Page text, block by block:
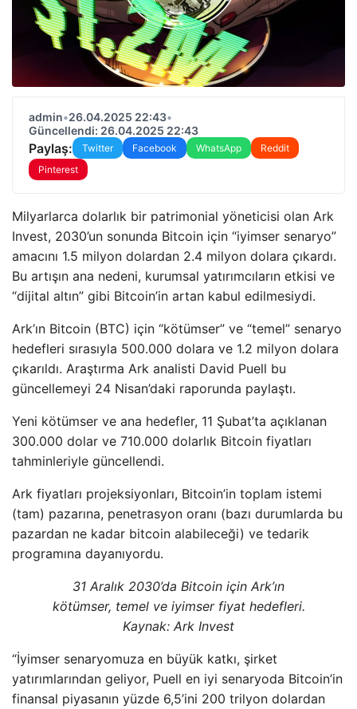
admin•26.04.2025 22:43•
Güncellendi: 26.04.2025 22:43
Paylaş: Twitter Facebook WhatsApp
Reddit
Pinterest
Milyarlarca dolarlık bir patrimonial yöneticisi olan Ark
Invest, 2030’un sonunda Bitcoin için “iyimser senaryo”
amacını 1.5 milyon dolardan 2.4 milyon dolara çıkardı.
Bu artışın ana nedeni, kurumsal yatırımcıların etkisi ve
“dijital altın” gibi Bitcoin’in artan kabul edilmesiydi.
Ark’ın Bitcoin (BTC) için “kötümser” ve “temel” senaryo
hedefleri sırasıyla 500.000 dolara ve 1.2 milyon dolara
çıkarıldı. Araştırma Ark analisti David Puell bu
güncellemeyi 24 Nisan’daki raporunda paylaştı.
Yeni kötümser ve ana hedefler, 11 Şubat’ta açıklanan
300.000 dolar ve 710.000 dolarlık Bitcoin fiyatları
tahminleriyle güncellendi.
Ark fiyatları projeksiyonları, Bitcoin’in toplam istemi
(tam) pazarına, penetrasyon oranı (bazı durumlarda bu
pazardan ne kadar bitcoin alabileceği) ve tedarik
programına dayanıyordu.
31 Aralık 2030’da Bitcoin için Ark’ın
kötümser, temel ve iyimser fiyat hedefleri.
Kaynak: Ark Invest
“İyimser senaryomuza en büyük katkı, şirket
yatırımlarından geliyor, Puell en iyi senaryoda Bitcoin’in
finansal piyasanın yüzde 6,5’ini 200 trilyon dolardan